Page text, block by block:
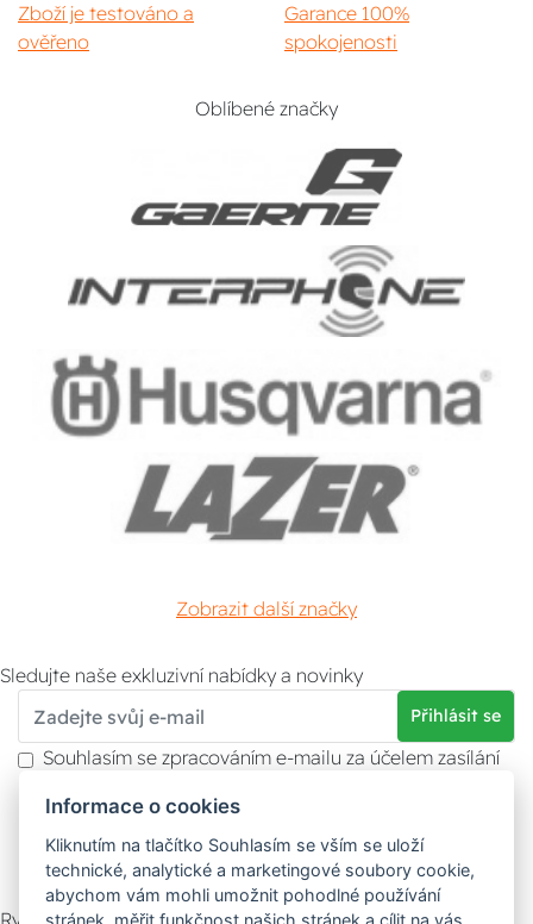
Zboží je testováno a
ověřeno
Garance 100%
spokojenosti
Oblíbené značky
Zobrazit další značky
Sledujte naše exkluzivní nabídky a novinky
Přihlásit se
Souhlasím se zpracováním e-mailu za účelem zasílání
Více informací naleznete v
údajů . Souhlas můžete kdykoliv odvolat.
Rychlý kontakt
Informace o cookies
Kliknutím na tlačítko Souhlasím se vším se uloží
technické, analytické a marketingové soubory cookie,
abychom vám mohli umožnit pohodlné používání
stránek, měřit funkčnost našich stránek a cílit na vás